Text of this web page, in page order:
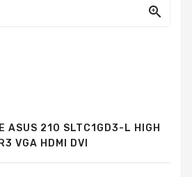

ASUS 210 SLTC1GD3-L HIGH
VGA HDMI DVI